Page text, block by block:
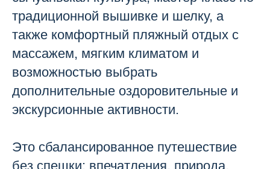
традиционной вышивке и шелку, а
также комфортный пляжный отдых с
массажем, мягким климатом и
возможностью выбрать
дополнительные оздоровительные и
экскурсионные активности.
Это сбалансированное путешествие
без спешки: впечатления, природа,